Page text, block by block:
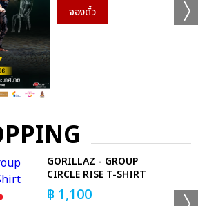
จองตั๋ว
GORILLAZ - GROUP
CIRCLE RISE T-SHIRT
฿ 1,100